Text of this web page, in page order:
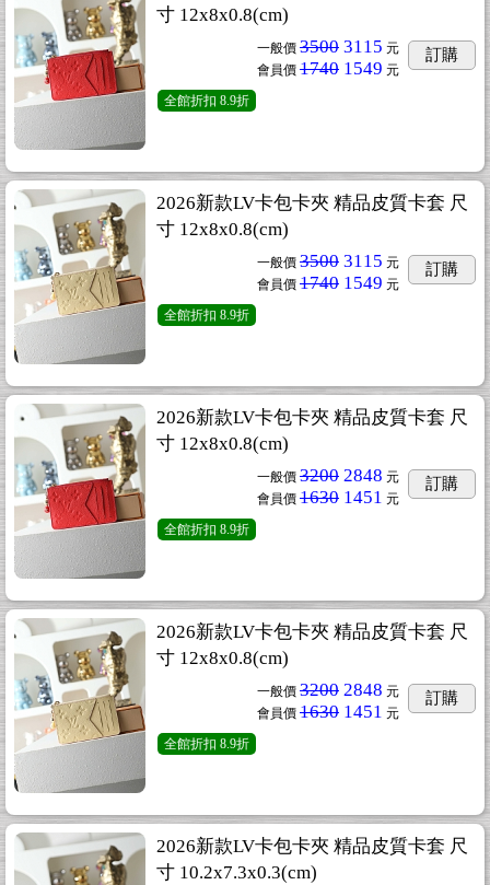
寸 12x8x0.8(cm)
一般價 3500 3115 元
會員價 1740 1549 元
訂購
全館折扣 8.9折
2026新款LV卡包卡夾 精品皮質卡套 尺
寸 12x8x0.8(cm)
一般價 3500 3115 元
會員價 1740 1549 元
訂購
全館折扣 8.9折
2026新款LV卡包卡夾 精品皮質卡套 尺
寸 12x8x0.8(cm)
一般價 3200 2848 元
會員價 1630 1451 元
訂購
全館折扣 8.9折
2026新款LV卡包卡夾 精品皮質卡套 尺
寸 12x8x0.8(cm)
一般價 3200 2848 元
會員價 1630 1451 元
訂購
全館折扣 8.9折
2026新款LV卡包卡夾 精品皮質卡套 尺
寸 10.2x7.3x0.3(cm)